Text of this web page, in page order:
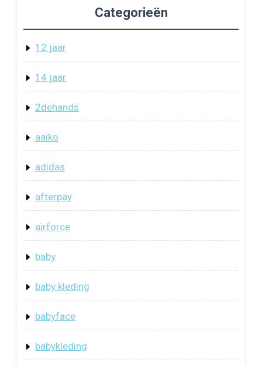
Categorieën
12 jaar
14 jaar
2dehands
aaiko
adidas
afterpay
airforce
baby
baby kleding
babyface
babykleding